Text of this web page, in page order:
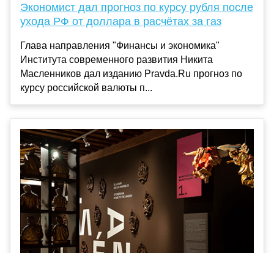
Экономист дал прогноз по курсу рубля после
ухода РФ от доллара в расчётах за газ
Глава направления "Финансы и экономика"
Института современного развития Никита
Масленников дал изданию Pravda.Ru прогноз по
курсу российской валюты п...